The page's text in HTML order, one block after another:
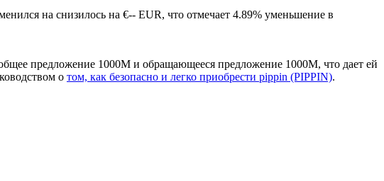
на снизилось на €-- EUR, что отмечает 4.89% уменьшение в
предложение 1000M и обращающееся предложение 1000M, что дает ей
о том, как безопасно и легко приобрести pippin (PIPPIN).